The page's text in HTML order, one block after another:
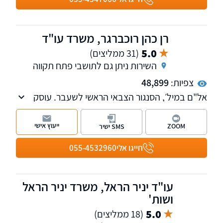
מהגדולות והמובילות בישראל. למשרד מספר
ומיסים. חבר בפורום בתי המשפט של לשכת עורכי
רן כהן רוכברגר, משרד עו"ד
5.0 (31 ממליצים)
השירות ניתן גם לתושבי פתח תקווה
צפיות:48,899
אל"ם במיל׳, הסנגור הצבאי הראשי לשעבר. עוסק
במשפט פלילי, בתיקי צבא וביטחון ובתיקי צווארון
לבן. משרדנו נותן שירות בכל רחבי הארץ. ניתן גם
לקיים פגישת ייעוץ און-ליין - נשמח לעמוד
חייגו אלי055-4532960
ZOOM SMS ישיר ייעוץ אישי
עו"ד יניר הראל, משרד יניר הראל
ושות'
5.0 (18 ממליצים)